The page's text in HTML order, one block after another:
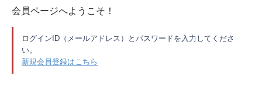
会員ページへようこそ！
ログインID（メールアドレス）とパスワードを入力してくださ
い。
新規会員登録はこちら